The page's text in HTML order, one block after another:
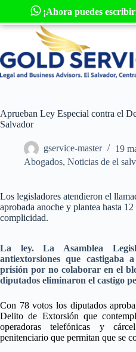
Saltar
contenido
Aprueban Ley Especial contra el
Salvador
gservice-master
19
Abogados, Noticias de el
Los legisladores atendieron el
aprobada anoche y plantea hasta
complicidad.
La ley. La Asamblea
antiextorsiones que castigaba
prisión por no colaborar en el
diputados eliminaron el castigo
Con 78 votos los diputados
Delito de Extorsión que
operadoras telefónicas y
penitenciario que permitan que se
¡Ahora puedes